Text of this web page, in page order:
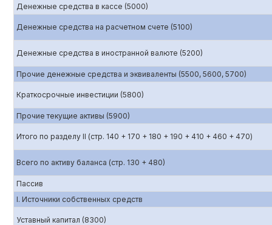
Денежные средства в кассе (5000)
Денежные средства на расчетном счете (5100)
Денежные средства в иностранной валюте (5200)
Прочие денежные средства и эквиваленты (5500, 5600, 5700)
Краткосрочные инвестиции (5800)
Прочие текущие активы (5900)
Итого по разделу II (стр. 140 + 170 + 180 + 190 + 410 + 460 + 470)
Всего по активу баланса (стр. 130 + 480)
Пассив
I. Источники собственных средств
Уставный капитал (8300)